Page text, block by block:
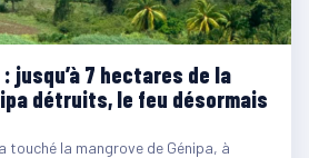
jusqu’à 7 hectares de la
détruits, le feu désormais
touché la mangrove de Génipa, à